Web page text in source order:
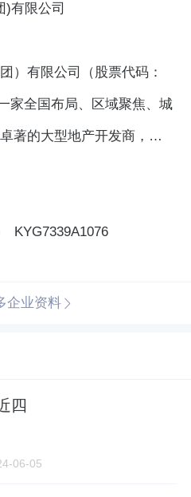
)有限公司
）有限公司（股票代码：
家全国布局、区域聚焦、城
著的大型地产开发商，专
者及首次改善型购房者提
业。
KYG7339A1076
企业资料
四
06-05